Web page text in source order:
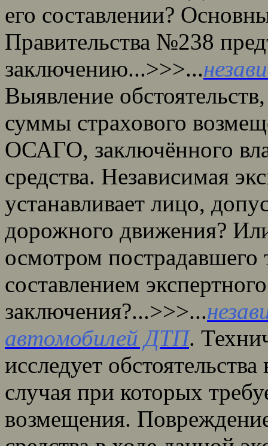
его составлении?
Правительства №238
заключению...>>>...
Выявление
суммы страхового
ОСАГО, заключённого
средства. Независимая
устанавливает лицо,
дорожного движения?
осмотром пострадавшего
составлением экспертного
заключения?...>>>...
автомобилей ДТП.
исследует
случая при которых
возмещения.